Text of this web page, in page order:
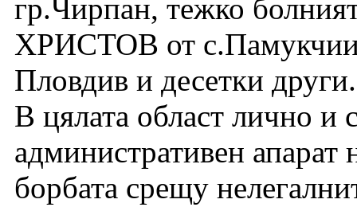
гр.Чирпан, тежко
ХРИСТОВ от
Пловдив и десетки други.
В цялата област лично и
административен апарат
борбата срещу